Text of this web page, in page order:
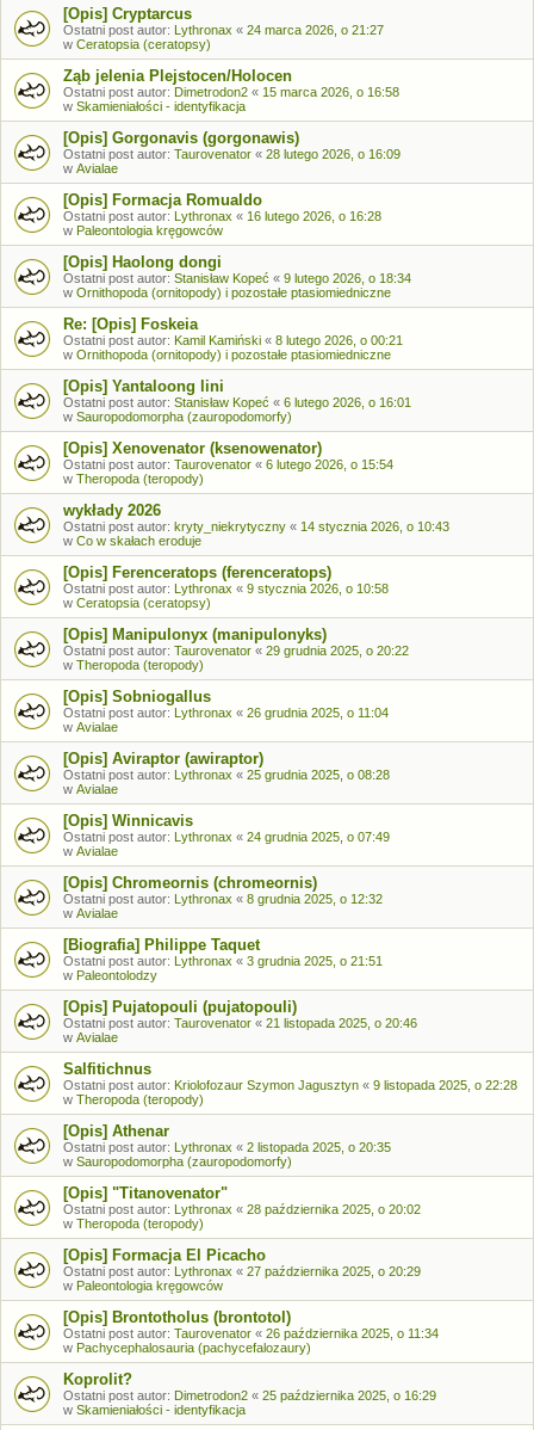
[Opis] Cryptarcus
Ostatni post autor: Lythronax « 24 marca 2026, o 21:27
w Ceratopsia (ceratopsy)
Ząb jelenia Plejstocen/Holocen
Ostatni post autor: Dimetrodon2 « 15 marca 2026, o 16:58
w Skamieniałości - identyfikacja
[Opis] Gorgonavis (gorgonawis)
Ostatni post autor: Taurovenator « 28 lutego 2026, o 16:09
w Avialae
[Opis] Formacja Romualdo
Ostatni post autor: Lythronax « 16 lutego 2026, o 16:28
w Paleontologia kręgowców
[Opis] Haolong dongi
Ostatni post autor: Stanisław Kopeć « 9 lutego 2026, o 18:34
w Ornithopoda (ornitopody) i pozostałe ptasiomiedniczne
Re: [Opis] Foskeia
Ostatni post autor: Kamil Kamiński « 8 lutego 2026, o 00:21
w Ornithopoda (ornitopody) i pozostałe ptasiomiedniczne
[Opis] Yantaloong lini
Ostatni post autor: Stanisław Kopeć « 6 lutego 2026, o 16:01
w Sauropodomorpha (zauropodomorfy)
[Opis] Xenovenator (ksenowenator)
Ostatni post autor: Taurovenator « 6 lutego 2026, o 15:54
w Theropoda (teropody)
wykłady 2026
Ostatni post autor: kryty_niekrytyczny « 14 stycznia 2026, o 10:43
w Co w skałach eroduje
[Opis] Ferenceratops (ferenceratops)
Ostatni post autor: Lythronax « 9 stycznia 2026, o 10:58
w Ceratopsia (ceratopsy)
[Opis] Manipulonyx (manipulonyks)
Ostatni post autor: Taurovenator « 29 grudnia 2025, o 20:22
w Theropoda (teropody)
[Opis] Sobniogallus
Ostatni post autor: Lythronax « 26 grudnia 2025, o 11:04
w Avialae
[Opis] Aviraptor (awiraptor)
Ostatni post autor: Lythronax « 25 grudnia 2025, o 08:28
w Avialae
[Opis] Winnicavis
Ostatni post autor: Lythronax « 24 grudnia 2025, o 07:49
w Avialae
[Opis] Chromeornis (chromeornis)
Ostatni post autor: Lythronax « 8 grudnia 2025, o 12:32
w Avialae
[Biografia] Philippe Taquet
Ostatni post autor: Lythronax « 3 grudnia 2025, o 21:51
w Paleontolodzy
[Opis] Pujatopouli (pujatopouli)
Ostatni post autor: Taurovenator « 21 listopada 2025, o 20:46
w Avialae
Salfitichnus
Ostatni post autor: Kriolofozaur Szymon Jagusztyn « 9 listopada 2025, o 22:28
w Theropoda (teropody)
[Opis] Athenar
Ostatni post autor: Lythronax « 2 listopada 2025, o 20:35
w Sauropodomorpha (zauropodomorfy)
[Opis] "Titanovenator"
Ostatni post autor: Lythronax « 28 października 2025, o 20:02
w Theropoda (teropody)
[Opis] Formacja El Picacho
Ostatni post autor: Lythronax « 27 października 2025, o 20:29
w Paleontologia kręgowców
[Opis] Brontotholus (brontotol)
Ostatni post autor: Taurovenator « 26 października 2025, o 11:34
w Pachycephalosauria (pachycefalozaury)
Koprolit?
Ostatni post autor: Dimetrodon2 « 25 października 2025, o 16:29
w Skamieniałości - identyfikacja